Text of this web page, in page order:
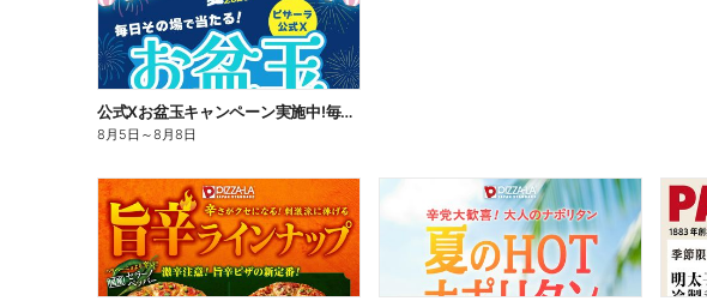
公式Xお盆玉キャンペーン実施中!毎日その場で2,500円分のネットクーポンがあたる!
8月5日 ～8月8日